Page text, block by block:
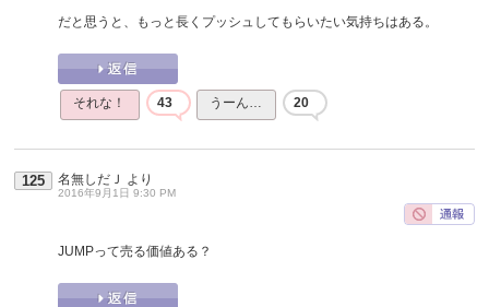
だと思うと、もっと長くプッシュしてもらいたい気持ちはある。
それな！ 43 うーん… 20
125 名無しだＪ より
2016年9月1日 9:30 PM
JUMPって売る価値ある？